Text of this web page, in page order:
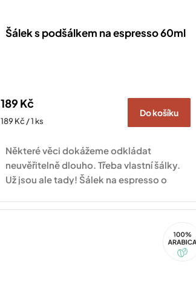
Šálek s podšálkem na espresso 60ml
189 Kč
Měrná
189 Kč / 1 ks
Do košíku
Některé věci dokážeme odkládat
neuvěřitelně dlouho. Třeba vlastní šálky.
Už jsou ale tady! Šálek na espresso o
espresso chutnalo přesně...
Arabica